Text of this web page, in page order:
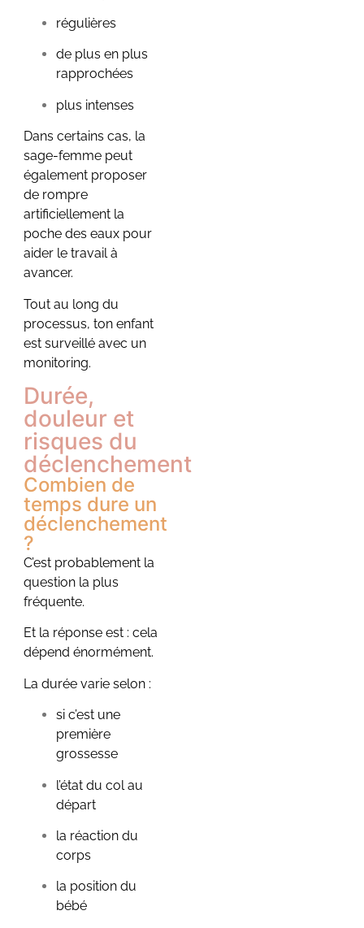
régulières
de plus en plus
rapprochées
plus intenses
Dans certains cas, la
sage-femme peut
également proposer
de rompre
artificiellement la
poche des eaux pour
aider le travail à
avancer.
Tout au long du
processus, ton enfant
est surveillé avec un
monitoring.
Durée,
douleur et
risques du
déclenchement
Combien de
temps dure un
déclenchement
?
C’est probablement la
question la plus
fréquente.
Et la réponse est : cela
dépend énormément.
La durée varie selon :
si c’est une
première
grossesse
l’état du col au
départ
la réaction du
corps
la position du
bébé